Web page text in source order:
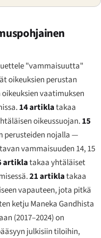
"vammaisuutta"
oikeuksien perustan
vaatimuksen
14 artiklatakaa
oikeussuojan. 15
perusteiden nojalla —
vammaisuuden 14, 15
artiklatakaa yhtäläiset
21 artiklatakaa
vapauteen, jota pitkä
ketju Maneka Gandhista
(2017–2024) on
julkisiin tiloihin,